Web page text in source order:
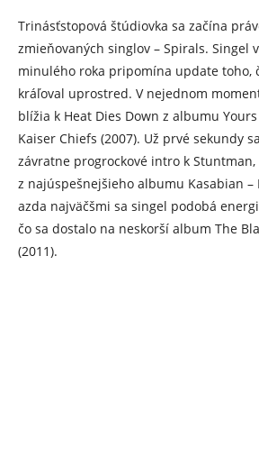
Trinásťstopová štúdiovka sa začína
zmieňovaných singlov – Spirals. Singel
minulého roka pripomína update toho,
kráľoval uprostred. V nejednom
blížia k Heat Dies Down z albumu
Kaiser Chiefs (2007). Už prvé sekundy
závratne progrockové intro k
z najúspešnejšieho albumu Kasabian –
azda najväčšmi sa singel podobá
čo sa dostalo na neskorší album The
(2011).